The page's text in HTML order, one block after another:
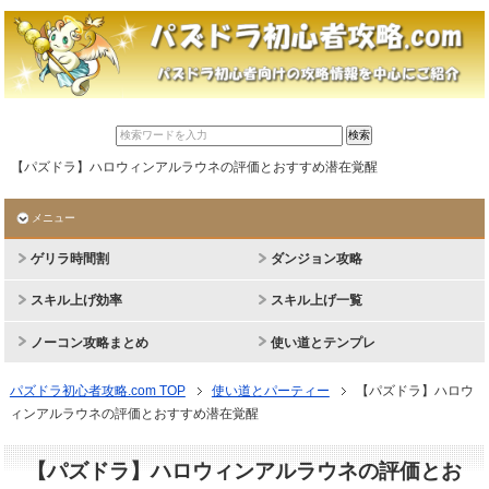
【パズドラ】ハロウィンアルラウネの評価とおすすめ潜在覚醒
メニュー
ゲリラ時間割 ダンジョン攻略
スキル上げ効率 スキル上げ一覧
ノーコン攻略まとめ 使い道とテンプレ
パズドラ初心者攻略.com TOP 使い道とパーティー
【パズドラ】ハロウ
ィンアルラウネの評価とおすすめ潜在覚醒
【パズドラ】ハロウィンアルラウネの評価とお